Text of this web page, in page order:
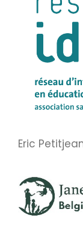
Eric